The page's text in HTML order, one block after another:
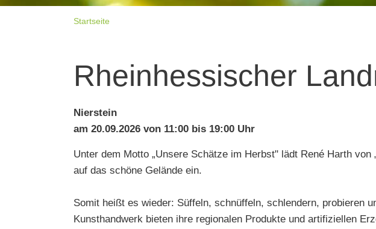
Startseite
Rheinhessischer
Nierstein
am 20.09.2026 von 11:00 bis 19:00 Uhr
Unter dem Motto „Unsere Schätze im Herbst" lädt René Harth
auf das schöne Gelände ein.
Somit heißt es wieder: Süffeln, schnüffeln, schlendern, probieren
Kunsthandwerk bieten ihre regionalen Produkte und artifiziellen